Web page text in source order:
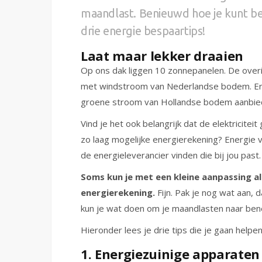
maandlast. Benieuwd hoe je kunt
drie energie bespaartips!
Laat maar lekker draaien
Op ons dak liggen 10 zonnepanelen. De
met windstroom van Nederlandse bodem.
groene stroom van Hollandse bodem
Vind je het ook belangrijk dat de
zo laag mogelijke energierekening?
de energieleverancier vinden die bij jou past.
Soms kun je met een kleine aanpassing
energierekening. Fijn. Pak je nog wat aan,
kun je wat doen om je maandlasten naar
Hieronder lees je drie tips die je gaan
1. Energiezuinige apparaten